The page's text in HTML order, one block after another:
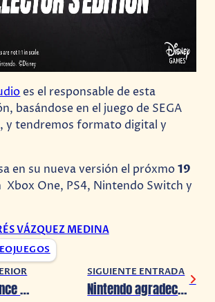
es el responsable de esta
basándose en el juego de SEGA
y tendremos formato digital y
en su nueva versión el próxmo19
Xbox One, PS4, Nintendo Switch y
VÁZQUEZ MEDINA
Tenemos avance de Monarch: Legacy of Monsters, el Spin off de Godzilla
SIGUIENTE ENTRADA
Nintendo agradece a Charles Martinet por sus años como Mario